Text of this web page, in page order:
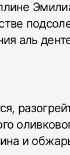
аль
и